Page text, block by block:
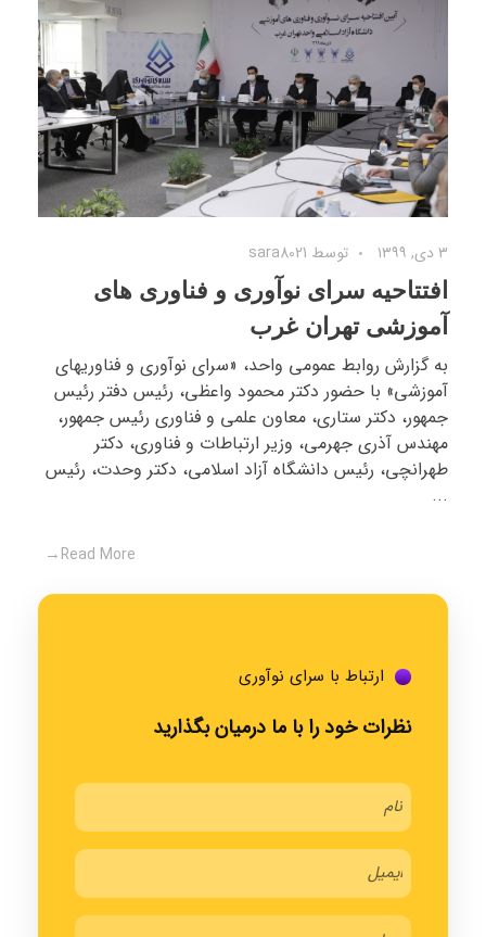
۳ دی, ۱۳۹۹ توسط sara8021
افتتاحیه سرای نوآوری و فناوری های
آموزشی تهران غرب
به گزارش روابط عمومی واحد، «سرای نوآوری و فناوریهای
آموزشی» با حضور دکتر محمود واعظی، رئیس دفتر رئیس
جمهور، دکتر ستاری، معاون علمی و فناوری رئیس جمهور،
مهندس آذری جهرمی، وزیر ارتباطات و فناوری، دکتر
طهرانچی، رئیس دانشگاه آزاد اسلامی، دکتر وحدت، رئیس
...
Read More
ارتباط با سرای نوآوری
نظرات خود را با ما درمیان بگذارید